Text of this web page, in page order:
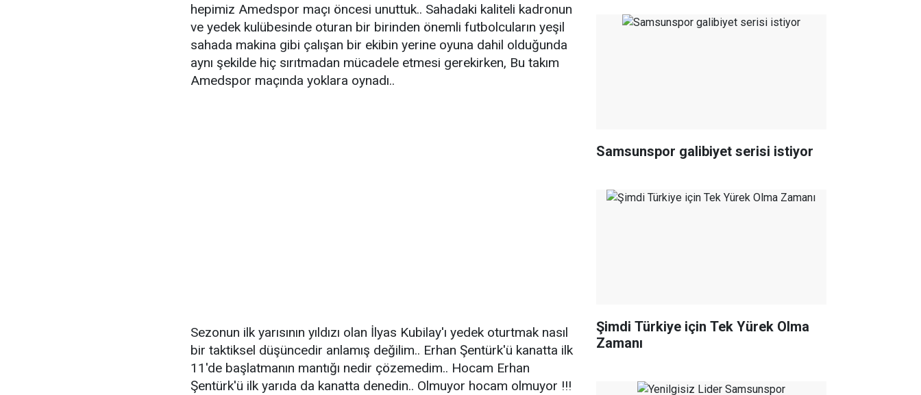
hepimiz Amedspor maçı öncesi unuttuk.. Sahadaki kaliteli kadronun
ve yedek kulübesinde oturan bir birinden önemli futbolcuların yeşil
sahada makina gibi çalışan bir ekibin yerine oyuna dahil olduğunda
aynı şekilde hiç sırıtmadan mücadele etmesi gerekirken, Bu takım
Amedspor maçında yoklara oynadı..
Sezonun ilk yarısının yıldızı olan İlyas Kubilay'ı yedek oturtmak nasıl
bir taktiksel düşüncedir anlamış değilim.. Erhan Şentürk'ü kanatta ilk
11'de başlatmanın mantığı nedir çözemedim.. Hocam Erhan
Şentürk'ü ilk yarıda da kanatta denedin.. Olmuyor hocam olmuyor !!!
Samsunspor galibiyet serisi istiyor
Şimdi Türkiye için Tek Yürek Olma
Zamanı